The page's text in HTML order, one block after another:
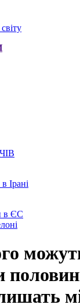
Ірані
в ЄС